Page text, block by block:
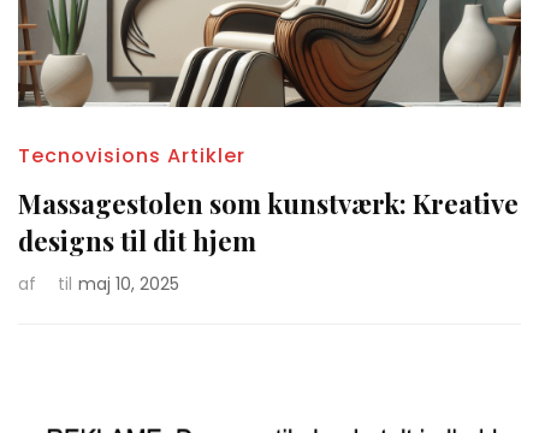
Tecnovisions Artikler
Massagestolen som kunstværk: Kreative
designs til dit hjem
af til maj 10, 2025